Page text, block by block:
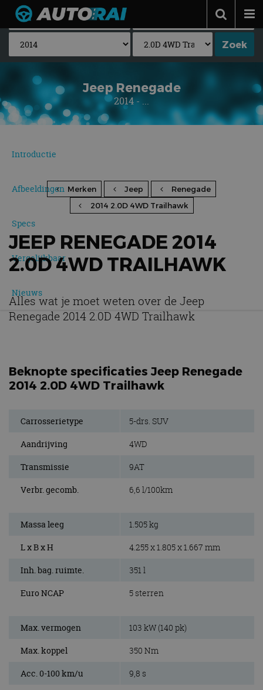
Autonieuws
Podcast
Autotests
Automerken
Adverteren
Contact
Jeep Renegade
2014 - ...
Introductie
Afbeeldingen
Specs
Vergelijkbaar
Nieuws
Merken Jeep
Renegade
2014 2.0D 4WD Trailhawk
JEEP RENEGADE 2014
2.0D 4WD TRAILHAWK
Alles wat je moet weten over de Jeep
Renegade 2014 2.0D 4WD Trailhawk
Beknopte specificaties Jeep Renegade
2014 2.0D 4WD Trailhawk
Carrosserietype 5-drs. SUV
Aandrijving 4WD
Transmissie 9AT
Verbr. gecomb. 6,6 l/100km
Massa leeg 1.505 kg
L x B x H 4.255 x 1.805 x 1.667 mm
Inh. bag. ruimte. 351 l
Euro NCAP 5 sterren
Max. vermogen 103 kW (140 pk)
Max. koppel 350 Nm
Acc. 0-100 km/u 9,8 s